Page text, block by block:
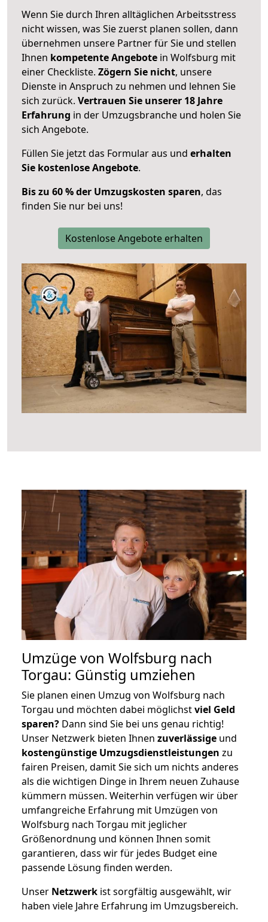
Wenn Sie durch Ihren alltäglichen Arbeitsstress
nicht wissen, was Sie zuerst planen sollen, dann
übernehmen unsere Partner für Sie und stellen
Ihnen kompetente Angebote in Wolfsburg mit
einer Checkliste. Zögern Sie nicht, unsere
Dienste in Anspruch zu nehmen und lehnen Sie
sich zurück. Vertrauen Sie unserer 18 Jahre
Erfahrung in der Umzugsbranche und holen Sie
sich Angebote.
Füllen Sie jetzt das Formular aus und erhalten
Sie kostenlose Angebote.
Bis zu 60 % der Umzugskosten sparen, das
finden Sie nur bei uns!
Kostenlose Angebote erhalten
Umzüge von Wolfsburg nach
Torgau: Günstig umziehen
Sie planen einen Umzug von Wolfsburg nach
Torgau und möchten dabei möglichstviel Geld
sparen? Dann sind Sie bei uns genau richtig!
Unser Netzwerk bieten Ihnen zuverlässige und
kostengünstige Umzugsdienstleistungen zu
fairen Preisen, damit Sie sich um nichts anderes
als die wichtigen Dinge in Ihrem neuen Zuhause
kümmern müssen. Weiterhin verfügen wir über
umfangreiche Erfahrung mit Umzügen von
Wolfsburg nach Torgau mit jeglicher
Größenordnung und können Ihnen somit
garantieren, dass wir für jedes Budget eine
passende Lösung finden werden.
Unser Netzwerk ist sorgfältig ausgewählt, wir
haben viele Jahre Erfahrung im Umzugsbereich.